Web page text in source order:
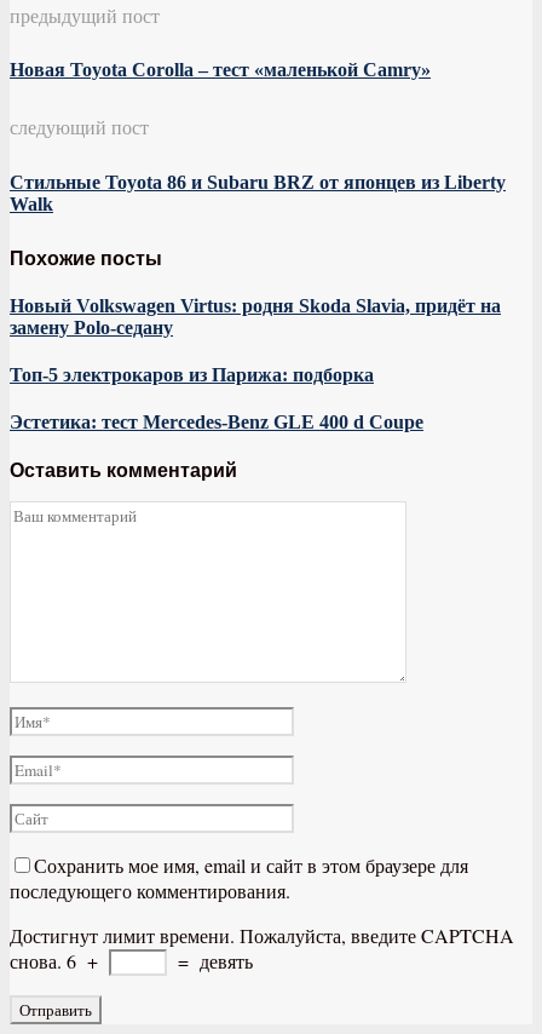
предыдущий пост
Новая Toyоta Corolla – тест «маленькой Camry»
следующий пост
Стильные Toyota 86 и Subaru BRZ от японцев из Liberty
Walk
Похожие посты
Новый Volkswagen Virtus: родня Skoda Slavia, придёт на
замену Polo-седану
Топ-5 электрокаров из Парижа: подборка
Эстетика: тест Mercedes-Benz GLE 400 d Coupe
Оставить комментарий
Сохранить мое имя, email и сайт в этом браузере для
последующего комментирования.
Достигнут лимит времени. Пожалуйста, введите CAPTCHA
снова. 6 + = девять